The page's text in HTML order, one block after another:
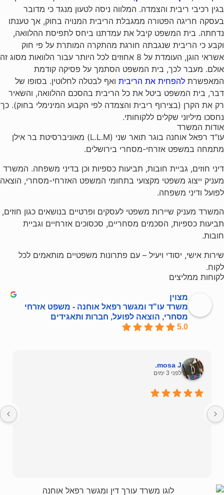
בגין רכיבי ריבית והצמדה. המלווה ניסה לטעון מנגד כי מדובר
בעסקה חריגה הפטורה ממגבלת הריבית המנויה בחוק, אך טענתו
נדחתה. בית המשפט קיבל את עמדתנו ביחס לתפיסת ההלוואה,
וקבע כי הריבית שנגבתה חורגת מהתקרה המותרת על פי חוק
אשראי הוגן, העומדת על 8 אחוזים לכל היותר עבור הלוואות מסוג זה
אולם. מעבר לכך, בית המשפט הסתמך על פסיקה קודמת
המאפשרת להפחית את הריבית ואף לבטלה לחלוטין. בסופו של
דבר, בית המשפט ביטל את כל הריבית בהסכם ההלוואה, והשאיר
רק את הקרן (בצירוף ריבית והצמדה לפי הקבוע המינימלי בחוק). כך
נחסכו מיליוני שקלים ללקוחותי.
אודות המשרד
עו"ד רפאל אוחנה בוגר תואר שני (L.L.M) מאוניברסיטת בר אילן
מתמחה במשפט אזרחי-מסחרי בירושלים.
דיני חוזים, גביית חובות, תביעות כספיות וכן בדיני משפחה. המשרד
מעניק ייצוג משפטי מקצועי בתחומי המשפט האזרחי-מסחרי, הוצאה
לפועל ודיני משפחה.
המשרד מעניק שיירות משפטי לעסקים ופרטיים בנושאים כגון חוזים,
תביעות כספיות, הסכמים מסחריים, סכסוכים אזרחיים וגביית
חובות.
שירות אישי, יסודי ויעיל – עם פתרונות משפטיים מותאמים לכל
לקוח.
לקוחות ממליצים
מצוין
משרד עו"ד ומגשר רפאל אוחנה - משפט אזרחי
מסחרי, הוצאה לפועל, חברות ותאגידים
5.0
mosa J.
לפני 3 ימים